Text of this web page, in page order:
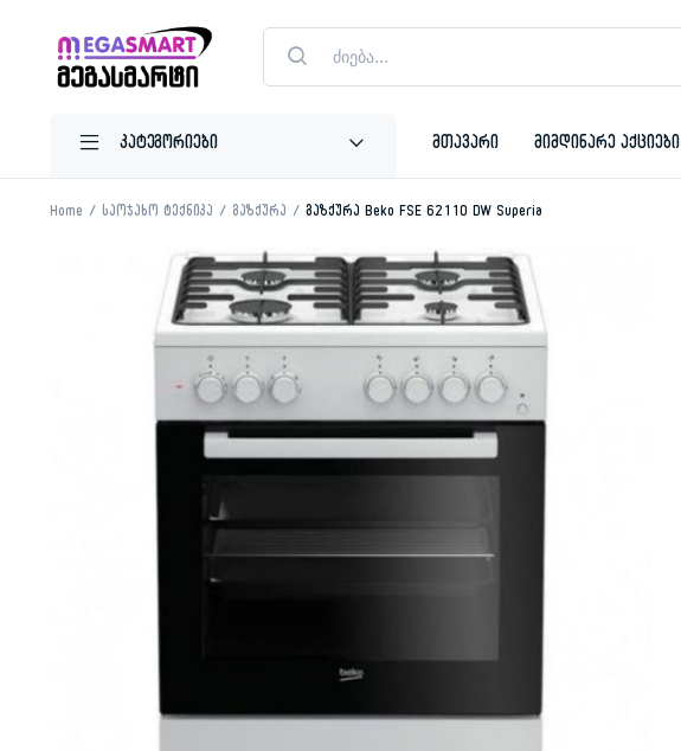
Products
search
მთავარი მიმდინარე აქციები
Home საოჯახო ტექნიკა გაზქურა გაზქურა Beko FSE 62110 DW Superia